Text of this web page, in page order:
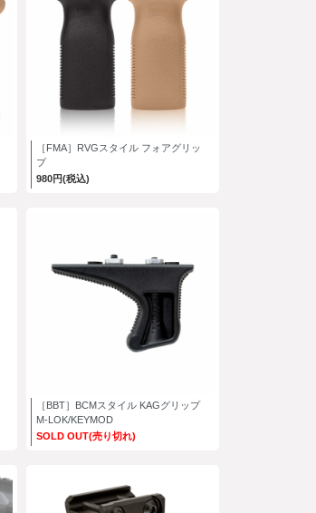
［FMA］RVGスタイル フォアグリッ
プ
980円(税込)
［BBT］BCMスタイル KAGグリップ
M-LOK/KEYMOD
SOLD OUT(売り切れ)